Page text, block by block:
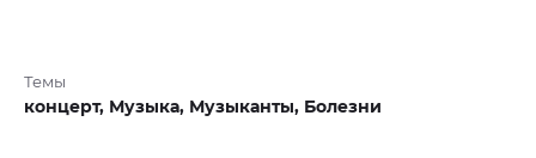
Темы
концерт, Музыка, Музыканты, Болезни